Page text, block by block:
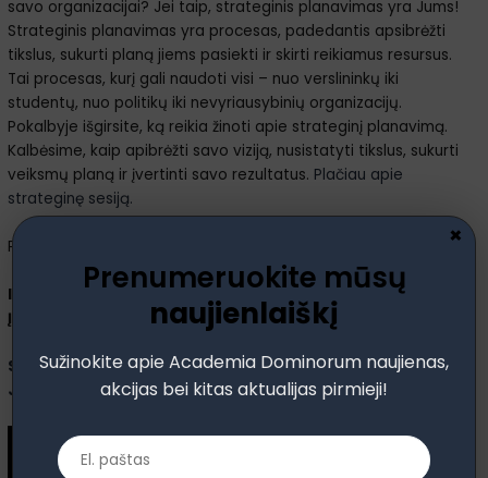
savo organizacijai? Jei taip, strateginis planavimas yra Jums!
Strateginis planavimas yra procesas, padedantis apsibrėžti
tikslus, sukurti planą jiems pasiekti ir skirti reikiamus resursus.
Tai procesas, kurį gali naudoti visi – nuo verslininkų iki
studentų, nuo politikų iki nevyriausybinių organizacijų.
Pokalbyje išgirsite, ką reikia žinoti apie strateginį planavimą.
Kalbėsime, kaip apibrėžti savo viziją, nusistatyti tikslus, sukurti
veiksmų planą ir įvertinti savo rezultatus. Plačiau apie
strateginę sesiją.
Pradedame strateginės drausmės kelionę jau šiandien!
IEŠKOTE PATIKIMO PARTNERIO STRATEGIJOS KŪRIMUI IR
ĮGYVENDINIMUI?
SUSISIEKITE SU MUMIS IR APTARKIME, KAIP GALIME PADĖTI
JŪSŲ VERSLUI AUGTI
Prenumeruokite mūsų
naujienlaiškį
Sužinokite apie Academia Dominorum naujienas,
akcijas bei kitas aktualijas pirmieji!
×